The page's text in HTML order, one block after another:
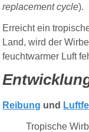
replacement cycle).
Erreicht ein
Land, wird der
feuchtwarmer Luft
Reibung und
Tropische